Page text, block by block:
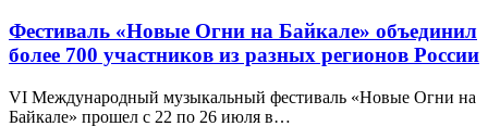
Фестиваль «Новые Огни на Байкале» объединил
более 700 участников из разных регионов России
VI Международный музыкальный фестиваль «Новые Огни на
Байкале» прошел с 22 по 26 июля в…